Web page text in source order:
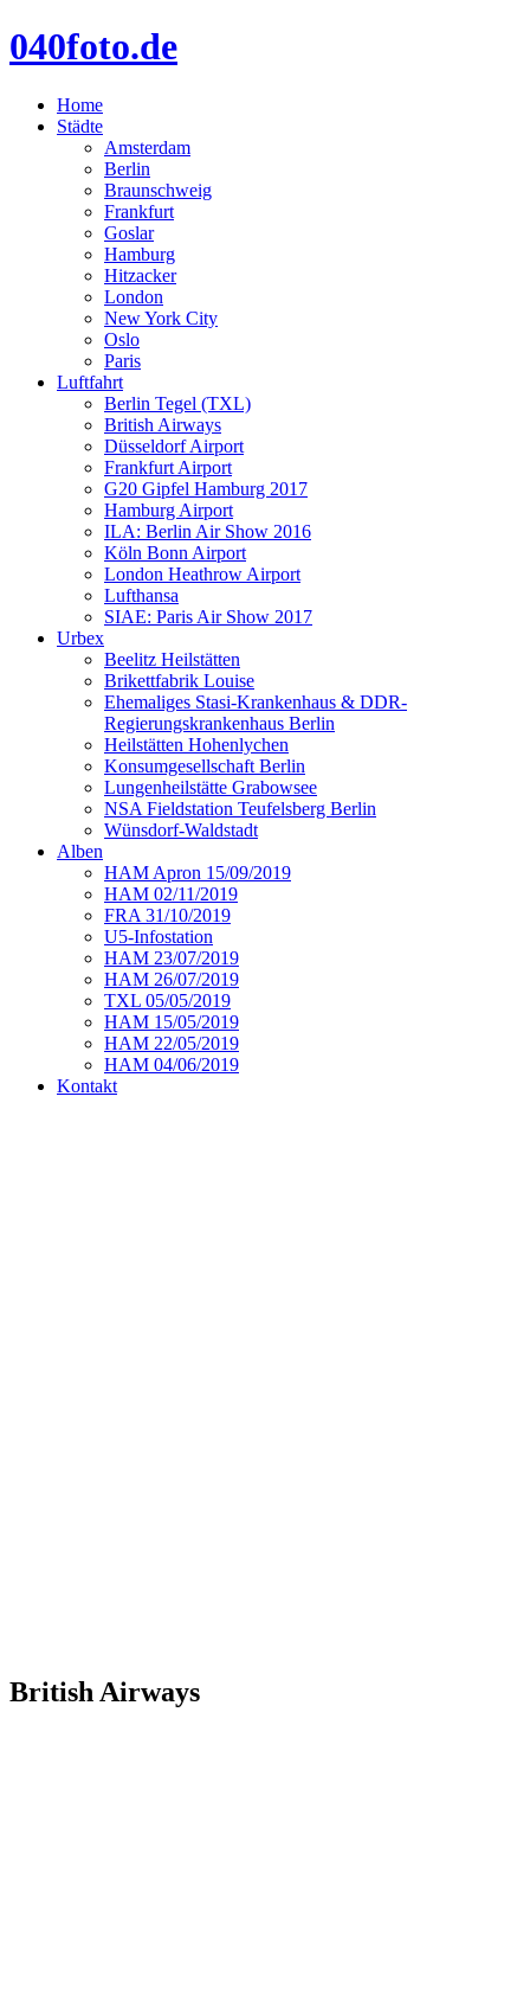
040foto.de
Home
Städte
Amsterdam
Berlin
Braunschweig
Frankfurt
Goslar
Hamburg
Hitzacker
London
New York City
Oslo
Paris
Luftfahrt
Berlin Tegel (TXL)
British Airways
Düsseldorf Airport
Frankfurt Airport
G20 Gipfel Hamburg 2017
Hamburg Airport
ILA: Berlin Air Show 2016
Köln Bonn Airport
London Heathrow Airport
Lufthansa
SIAE: Paris Air Show 2017
Urbex
Beelitz Heilstätten
Brikettfabrik Louise
Ehemaliges Stasi-Krankenhaus & DDR-
Regierungskrankenhaus Berlin
Heilstätten Hohenlychen
Konsumgesellschaft Berlin
Lungenheilstätte Grabowsee
NSA Fieldstation Teufelsberg Berlin
Wünsdorf-Waldstadt
Alben
HAM Apron 15/09/2019
HAM 02/11/2019
FRA 31/10/2019
U5-Infostation
HAM 23/07/2019
HAM 26/07/2019
TXL 05/05/2019
HAM 15/05/2019
HAM 22/05/2019
HAM 04/06/2019
Kontakt
British Airways